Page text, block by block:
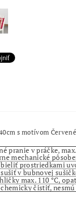
s motívom
pranie v práčke,
mechanické
bieliť prostriedkami
v bubnovej
max. 110 °C,
chemicky čistiť,